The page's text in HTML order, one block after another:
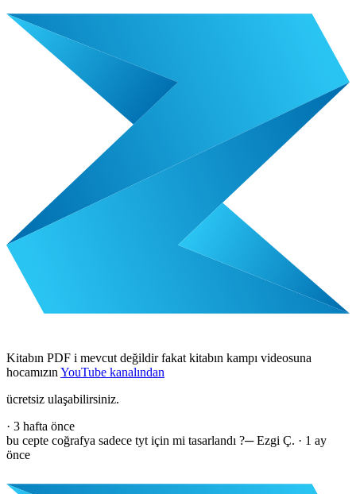
Kitabın PDF i mevcut değildir fakat kitabın kampı videosuna
hocamızın YouTube kanalından
ücretsiz ulaşabilirsiniz.
· 3 hafta önce
bu cepte coğrafya sadece tyt için mi tasarlandı ?─Ezgi Ç. · 1 ay
önce